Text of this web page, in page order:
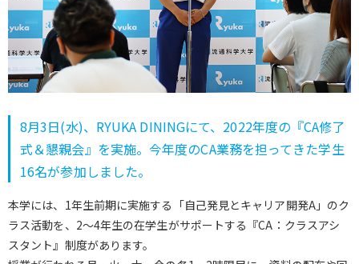
8月3日(水)、RYUKA DININGにて、2022年度の『CA修了
式＆懇親会』を実施。今年度のCA業務を担ってきた学生
16名が参加しました。
本学には、1年生前期に実施する「自己発見とキャリア開発A」のク
ラス活動を、2～4年生の在学生がサポートする『CA：クラスアシ
スタント』制度があります。